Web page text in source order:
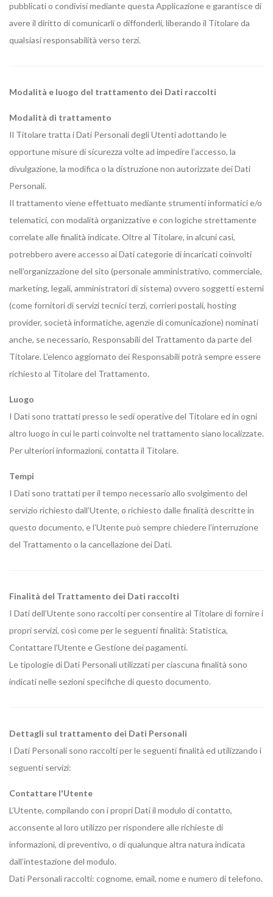
pubblicati o condivisi mediante questa Applicazione e garantisce di
avere il diritto di comunicarli o diffonderli, liberando il Titolare da
qualsiasi responsabilità verso terzi.
Modalità e luogo del trattamento dei Dati raccolti
Modalità di trattamento
Il Titolare tratta i Dati Personali degli Utenti adottando le
opportune misure di sicurezza volte ad impedire l’accesso, la
divulgazione, la modifica o la distruzione non autorizzate dei Dati
Personali.
Il trattamento viene effettuato mediante strumenti informatici e/o
telematici, con modalità organizzative e con logiche strettamente
correlate alle finalità indicate. Oltre al Titolare, in alcuni casi,
potrebbero avere accesso ai Dati categorie di incaricati coinvolti
nell’organizzazione del sito (personale amministrativo, commerciale,
marketing, legali, amministratori di sistema) ovvero soggetti esterni
(come fornitori di servizi tecnici terzi, corrieri postali, hosting
provider, società informatiche, agenzie di comunicazione) nominati
anche, se necessario, Responsabili del Trattamento da parte del
Titolare. L’elenco aggiornato dei Responsabili potrà sempre essere
richiesto al Titolare del Trattamento.
Luogo
I Dati sono trattati presso le sedi operative del Titolare ed in ogni
altro luogo in cui le parti coinvolte nel trattamento siano localizzate.
Per ulteriori informazioni, contatta il Titolare.
Tempi
I Dati sono trattati per il tempo necessario allo svolgimento del
servizio richiesto dall’Utente, o richiesto dalle finalità descritte in
questo documento, e l’Utente può sempre chiedere l’interruzione
del Trattamento o la cancellazione dei Dati.
Finalità del Trattamento dei Dati raccolti
I Dati dell’Utente sono raccolti per consentire al Titolare di fornire i
propri servizi, così come per le seguenti finalità: Statistica,
Contattare l'Utente e Gestione dei pagamenti.
Le tipologie di Dati Personali utilizzati per ciascuna finalità sono
indicati nelle sezioni specifiche di questo documento.
Dettagli sul trattamento dei Dati Personali
I Dati Personali sono raccolti per le seguenti finalità ed utilizzando i
seguenti servizi:
Contattare l'Utente
L’Utente, compilando con i propri Dati il modulo di contatto,
acconsente al loro utilizzo per rispondere alle richieste di
informazioni, di preventivo, o di qualunque altra natura indicata
dall’intestazione del modulo.
Dati Personali raccolti: cognome, email, nome e numero di telefono.